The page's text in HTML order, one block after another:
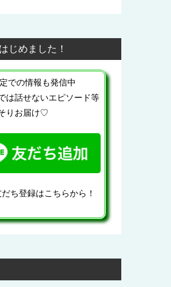
じめました！
での情報も発信中
は話せないエピソード等
りお届け♡
だち登録はこちらから！